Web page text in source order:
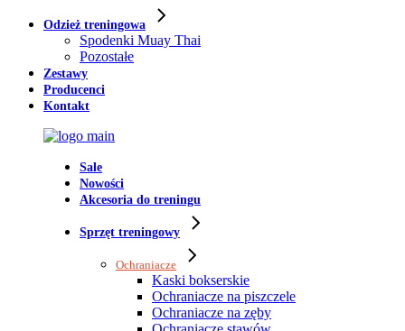
Odzież treningowa
Spodenki Muay Thai
Pozostałe
Zestawy
Producenci
Kontakt
Sale
Nowości
Akcesoria do treningu
Sprzęt treningowy
Ochraniacze
Kaski bokserskie
Ochraniacze na piszczele
Ochraniacze na zęby